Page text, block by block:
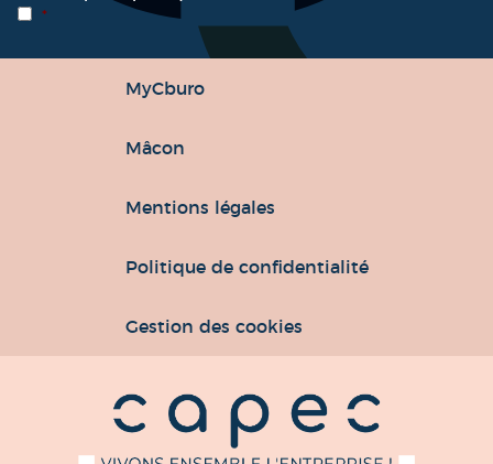
*
MyCburo
Mâcon
Mentions légales
Politique de confidentialité
Gestion des cookies